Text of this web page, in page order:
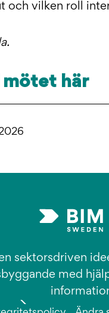
och vilken roll
här
sektorsdriven
med